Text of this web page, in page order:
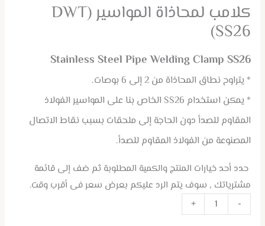
كلامب لمحاذاة المواسير (DWT
SS26)
Stainless Steel Pipe Welding Clamp SS26
* يتراوح نطاق المحاذاة من 2 إلى 6 بوصات.
* يمكن استخدام SS26 الخاص بنا على المواسير الفولاذ
المقاوم للصدأ دون الحاجة إلى ملحقات بسبب نقاط الاتصال
المصنوعة من الفولاذ المقاوم للصدأ.
حدد أحد خيارات المنتج والكمية المطلوبة ثم ضف إلى قائمة
مشترياتك , سوف يتم الرد عليكم بعرض سعر فى أقرب وقت.
-
+